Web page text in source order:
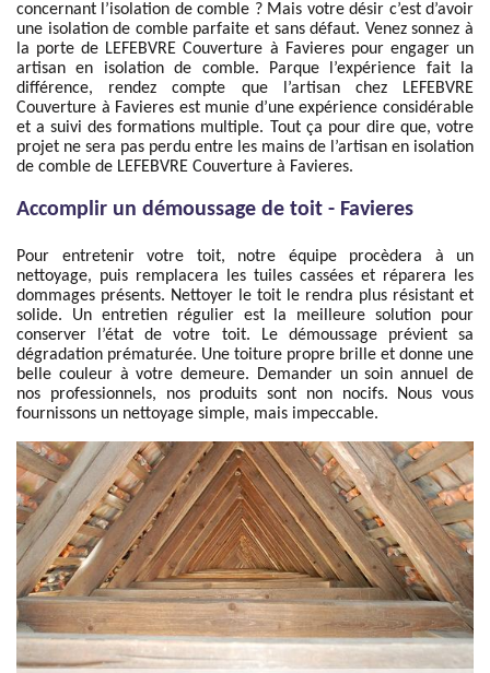
concernant l’isolation de comble ? Mais votre désir c’est d’avoir
une isolation de comble parfaite et sans défaut. Venez sonnez à
la porte de LEFEBVRE Couverture à Favieres pour engager un
artisan en isolation de comble. Parque l’expérience fait la
différence, rendez compte que l’artisan chez LEFEBVRE
Couverture à Favieres est munie d’une expérience considérable
et a suivi des formations multiple. Tout ça pour dire que, votre
projet ne sera pas perdu entre les mains de l’artisan en isolation
de comble de LEFEBVRE Couverture à Favieres.
Accomplir un démoussage de toit - Favieres
Pour entretenir votre toit, notre équipe procèdera à un
nettoyage, puis remplacera les tuiles cassées et réparera les
dommages présents. Nettoyer le toit le rendra plus résistant et
solide. Un entretien régulier est la meilleure solution pour
conserver l’état de votre toit. Le démoussage prévient sa
dégradation prématurée. Une toiture propre brille et donne une
belle couleur à votre demeure. Demander un soin annuel de
nos professionnels, nos produits sont non nocifs. Nous vous
fournissons un nettoyage simple, mais impeccable.